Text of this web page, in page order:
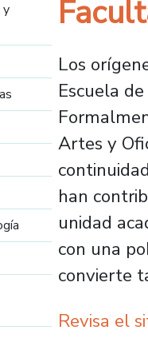
y
Los
Escuela
Artes y
han
unidad
con una
convierte
Revisa el